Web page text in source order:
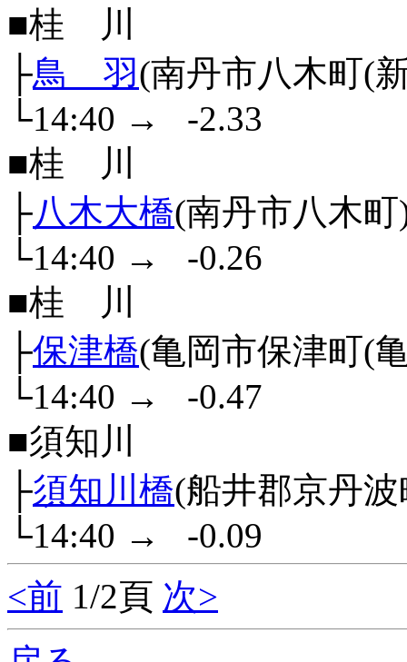
■桂 川
├鳥 羽(南丹市八木町(
└14:40 →
-2.33
■桂 川
├八木大橋(南丹市八木町
└14:40 →
-0.26
■桂 川
├保津橋(亀岡市保津町(
└14:40 →
-0.47
■須知川
├須知川橋(船井郡京丹
└14:40 →
-0.09
<前 1/2頁 次>